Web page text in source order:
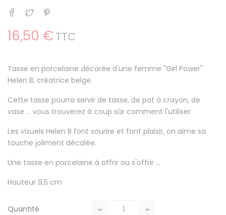
Partager
Tweet
16,50 € TTC
Tasse en porcelaine décorée d'une femme "Girl Power"
Helen B, créatrice belge.
Cette tasse pourra servir de tasse, de pot à crayon, de
vase ... vous trouverez à coup sûr comment l'utiliser
Les visuels Helen B font sourire et font plaisir, on aime sa
touche joliment décalée.
Une tasse en porcelaine à offrir ou s'offrir ...
Hauteur 9,5 cm
Quantité